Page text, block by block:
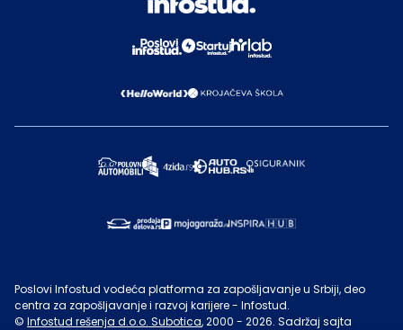
Poslovi Infostud vodeća platforma za zapošljavanje u Srbiji, deo
centra za zapošljavanje i razvoj karijere - Infostud.
© Infostud rešenja d.o.o. Subotica, 2000 - 2026. Sadržaj sajta